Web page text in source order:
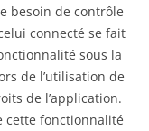
besoin de contrôle
connecté se fait
sous la
de l’utilisation de
de l’application.
cette fonctionnalité